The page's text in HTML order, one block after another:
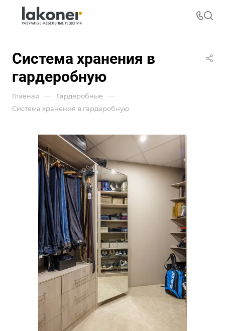
Система хранения в
гардеробную
Главная — Гардеробные —
Система хранения в гардеробную